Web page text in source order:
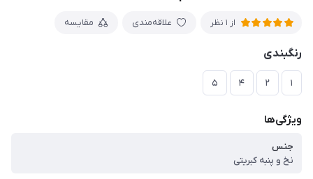
از 1 نظر علاقه‌مندی مقایسه
رنگبندی
۱ ۲ ۴ ۵
ویژگی‌ها
جنس
نخ و پنبه کبریتی